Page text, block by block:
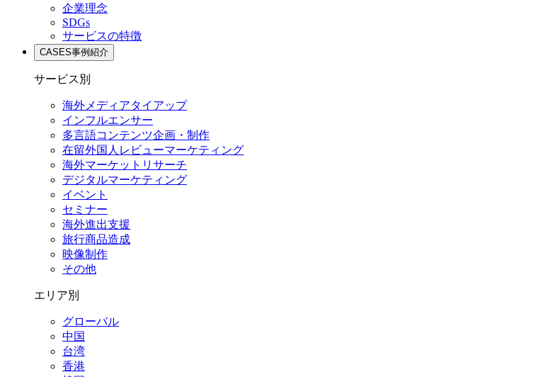
企業理念
SDGs
サービスの特徴
CASES事例紹介
サービス別
海外メディアタイアップ
インフルエンサー
多言語コンテンツ企画・制作
在留外国⼈レビューマーケティング
海外マーケットリサーチ
デジタルマーケティング
イベント
セミナー
海外進出支援
旅行商品造成
映像制作
その他
エリア別
グローバル
中国
台湾
香港